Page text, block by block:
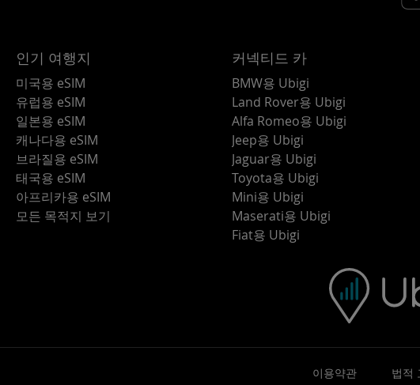
인기 여행지
미국용 eSIM
유럽용 eSIM
일본용 eSIM
캐나다용 eSIM
브라질용 eSIM
태국용 eSIM
아프리카용 eSIM
모든 목적지 보기
커넥티드 카
BMW용 Ubigi
Land Rover용 Ubigi
Alfa Romeo용 Ubigi
Jeep용 Ubigi
Jaguar용 Ubigi
Toyota용 Ubigi
Mini용 Ubigi
Maserati용 Ubigi
Fiat용 Ubigi
이용약관 법적